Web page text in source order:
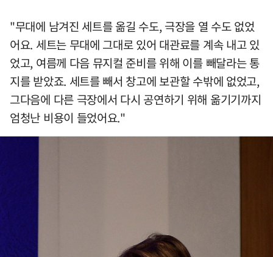
"무대에 남겨진 세트를 옮길 수도, 극장을 열 수도 없었
어요. 세트는 무대에 그대로 있어 대관료를 계속 내고 있
었고, 여름께 다음 뮤지컬 준비를 위해 이를 빼달라는 통
지를 받았죠. 세트를 빼서 창고에 보관할 수밖에 없었고,
그다음에 다른 극장에서 다시 공연하기 위해 옮기기까지
엄청난 비용이 들었어요."